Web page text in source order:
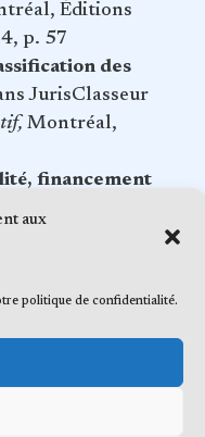
aux
politique de confidentialité.
Éditions
p. 57
des
JurisClasseur
Montréal,
financement